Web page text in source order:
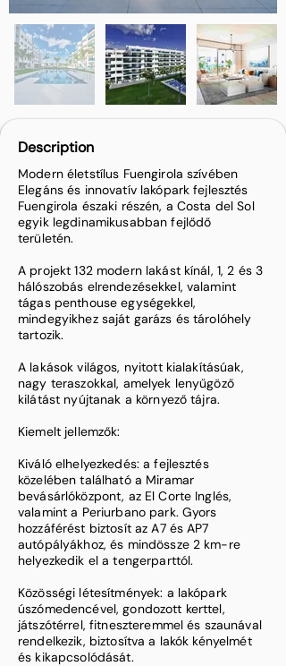
Description
Modern életstílus Fuengirola szívében
Elegáns és innovatív lakópark fejlesztés
Fuengirola északi részén, a Costa del Sol
egyik legdinamikusabban fejlődő
területén.
A projekt 132 modern lakást kínál, 1, 2 és 3
hálószobás elrendezésekkel, valamint
tágas penthouse egységekkel,
mindegyikhez saját garázs és tárolóhely
tartozik.
A lakások világos, nyitott kialakításúak,
nagy teraszokkal, amelyek lenyűgöző
kilátást nyújtanak a környező tájra.
Kiemelt jellemzők:
Kiváló elhelyezkedés: a fejlesztés
közelében található a Miramar
bevásárlóközpont, az El Corte Inglés,
valamint a Periurbano park. Gyors
hozzáférést biztosít az A7 és AP7
autópályákhoz, és mindössze 2 km-re
helyezkedik el a tengerparttól.
Közösségi létesítmények: a lakópark
úszómedencével, gondozott kerttel,
játszótérrel, fitneszteremmel és szaunával
rendelkezik, biztosítva a lakók kényelmét
és kikapcsolódását. ​